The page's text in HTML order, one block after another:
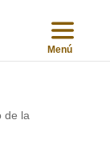
de la